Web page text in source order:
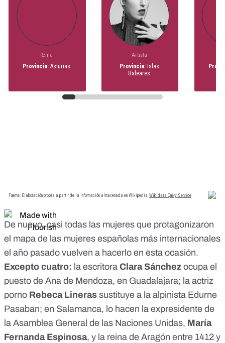
De nuevo, casi todas las mujeres que protagonizaron
el mapa de las mujeres españolas más internacionales
el año pasado vuelven a hacerlo en esta ocasión.
Excepto cuatro: la escritora Clara Sánchez ocupa el
puesto de Ana de Mendoza, en Guadalajara; la actriz
porno Rebeca Lineras sustituye a la alpinista Edurne
Pasaban; en Salamanca, lo hacen la expresidente de
la Asamblea General de las Naciones Unidas, María
Fernanda Espinosa, y la reina de Aragón entre 1412 y